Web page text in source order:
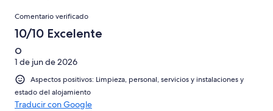
puntuación
Normal
una
puntuación
Mediocre
185
una
puntuación
de
Horrible
Comentarios
Comentario verificado
10/10 Excelente
O
1 de jun de 2026
Aspectos positivos: Limpieza, personal, servicios y instalaciones y
estado del alojamiento
Traducir con Google